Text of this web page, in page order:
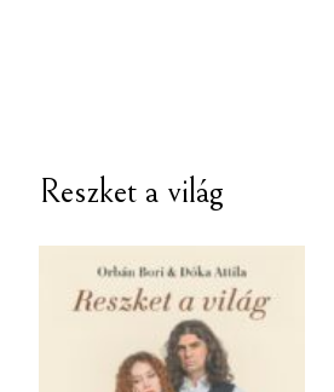
Reszket a világ